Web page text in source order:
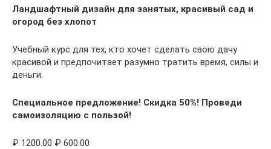
Ландшафтный дизайн для занятых, красивый сад и
огород без хлопот
Учебный курс для тех, кто хочет сделать свою дачу
красивой и предпочитает разумно тратить время, силы и
деньги.
Специальное предложение! Скидка 50%! Проведи
самоизоляцию с пользой!
₽ 1200.00 ₽ 600.00